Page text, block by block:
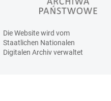
Die Website wird vom
Staatlichen Nationalen
Digitalen Archivverwaltet